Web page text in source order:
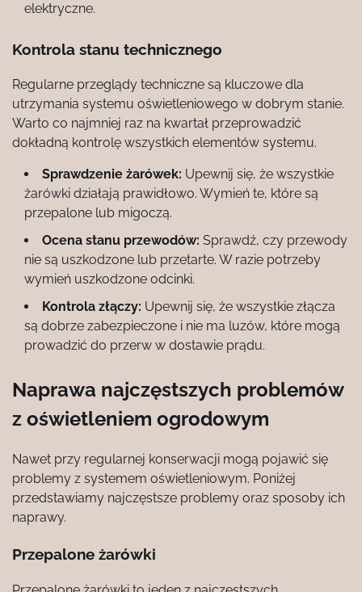
elektryczne.
Kontrola stanu technicznego
Regularne przeglądy techniczne są kluczowe dla
utrzymania systemu oświetleniowego w dobrym stanie.
Warto co najmniej raz na kwartał przeprowadzić
dokładną kontrolę wszystkich elementów systemu.
Sprawdzenie żarówek: Upewnij się, że wszystkie
żarówki działają prawidłowo. Wymień te, które są
przepalone lub migoczą.
Ocena stanu przewodów: Sprawdź, czy przewody
nie są uszkodzone lub przetarte. W razie potrzeby
wymień uszkodzone odcinki.
Kontrola złączy: Upewnij się, że wszystkie złącza
są dobrze zabezpieczone i nie ma luzów, które mogą
prowadzić do przerw w dostawie prądu.
Naprawa najczęstszych problemów
z oświetleniem ogrodowym
Nawet przy regularnej konserwacji mogą pojawić się
problemy z systemem oświetleniowym. Poniżej
przedstawiamy najczęstsze problemy oraz sposoby ich
naprawy.
Przepalone żarówki